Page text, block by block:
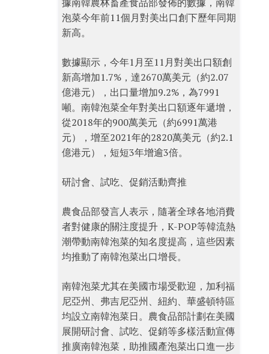
泡菜今年前11個月對美出口創下歷年同期
新高。
數據顯示，今年1月至11月對美出口額創
新高增加1.7%，達2670萬美元（約2.07
億港元），出口量增加9.2%，為7991
噸。南韓泡菜全年對美出口額逐年遞增，
從2018年的900萬美元（約6991萬港
元），增至2021年的2820萬美元（約2.1
億港元），短短3年增逾3倍。
研討會、試吃、促銷活動齊推
農食品部發言人表示，隨著全球各地消費
者對健康的關注度提升，K-POP等韓流熱
潮帶動南韓泡菜的知名度提高，這些因素
均推動了南韓泡菜出口增長。
南韓泡菜尤其在美國市場受歡迎，加利福
尼亞州、弗吉尼亞州、紐約、華盛頓特區
均設立南韓泡菜日。農食品部計劃在美國
展開研討會、試吃、促銷等多樣活動宣傳
推廣南韓泡菜，助推國產泡菜出口進一步